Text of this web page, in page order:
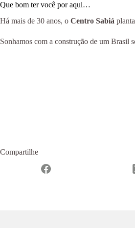
Que bom ter você por aqui…
Há mais de 30 anos, o Centro Sabiá
Sonhamos com a construção de um Brasil
Compartilhe